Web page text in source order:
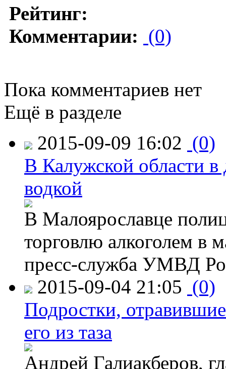
Рейтинг:
Комментарии: (0)
Пока комментариев нет
Ещё в разделе
2015-09-09 16:02 (0)
В Калужской области в
водкой
В Малоярославце
торговлю алкоголем в
пресс-служба УМВД
2015-09-04 21:05 (0)
Подростки,
его из таза
Андрей Галиакберов,